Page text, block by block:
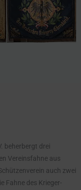
beherbergt drei
Vereinsfahne aus
auch zwei
Fahne des Krieger-